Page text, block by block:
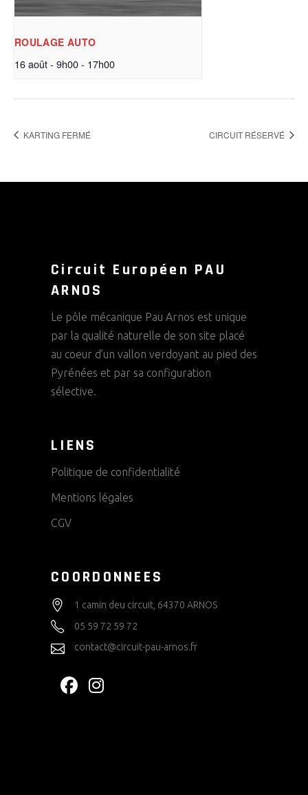
ROULAGE AUTO
16 août - 9h00- 17h00
KARTING FERMÉ CIRCUIT RÉSERVÉ
Circuit Européen PAU
ARNOS
Le pôle mécanique Pau Arnos est unique
par la qualité naturelle de son site placé
au coeur d’un vallon verdoyant au pied des
Pyrénées et par sa configuration
sélective.
LIENS
Politique de confidentialité
Mentions légales
CGV
COORDONNEES
1 camin deu circuit, 64370 ARNOS
05 59 72 59 72
contact@circuit-pau-arnos.fr